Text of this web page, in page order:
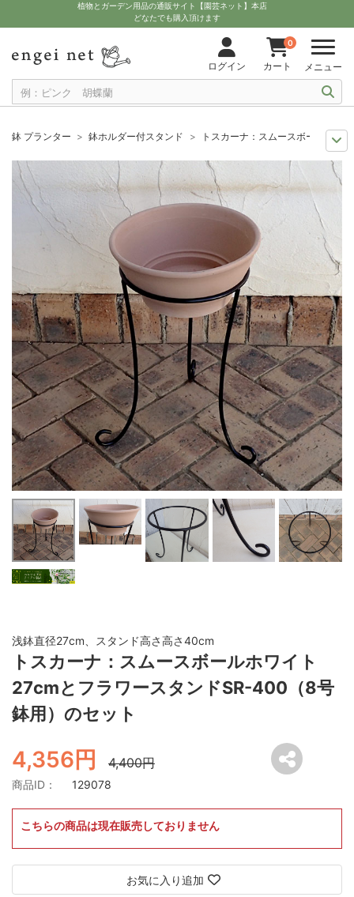
植物とガーデン用品の通販サイト【園芸ネット】本店
どなたでも購入頂けます
ログイン
0
カート メニュー
鉢 プランター 鉢ホルダー付スタンド
トスカーナ：スムースボールホワ
人気のシリーズ
ツール Bells More（ベルツモア）
トスカーナ：スム
11月中下旬予約
グッズ・資材
トスカーナ：スムースボールホワイト
12月上中旬予約
グッズ・資材 トスカーナ：スムースボールホワイト
浅鉢直径27cm、スタンド高さ高さ40cm
トスカーナ：スムースボールホワイト
27cmとフラワースタンドSR-400（8号
鉢用）のセット
4,356円 4,400円
商品ID： 129078
こちらの商品は現在販売しておりません
お気に入り追加